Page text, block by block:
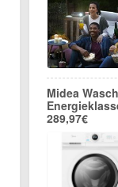
Midea
289,97€